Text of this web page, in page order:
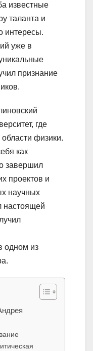
известные
таланта и
интересы.
уже в
признание
где
физики.
как
завершил
проектов и
научных
настоящей
одном из